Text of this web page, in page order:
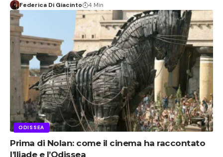
Federica Di Giacinto 4 Min
ODISSEA
Prima di Nolan: come il cinema ha raccontato
l’Iliade e l’Odissea